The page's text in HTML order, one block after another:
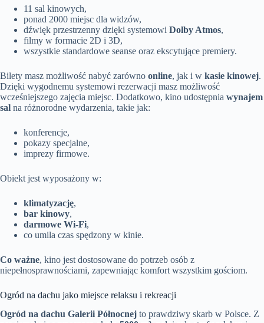
11 sal kinowych,
ponad 2000 miejsc dla widzów,
dźwięk przestrzenny dzięki systemowi Dolby Atmos,
filmy w formacie 2D i 3D,
wszystkie standardowe seanse oraz ekscytujące premiery.
Bilety masz możliwość nabyć zarówno online, jak i w kasie kinowej.
Dzięki wygodnemu systemowi rezerwacji masz możliwość
wcześniejszego zajęcia miejsc. Dodatkowo, kino udostępnia wynajem
sal na różnorodne wydarzenia, takie jak:
konferencje,
pokazy specjalne,
imprezy firmowe.
Obiekt jest wyposażony w:
klimatyzację,
bar kinowy,
darmowe Wi-Fi,
co umila czas spędzony w kinie.
Co ważne, kino jest dostosowane do potrzeb osób z
niepełnosprawnościami, zapewniając komfort wszystkim gościom.
Ogród na dachu jako miejsce relaksu i rekreacji
Ogród na dachu Galerii Północnej to prawdziwy skarb w Polsce. Z